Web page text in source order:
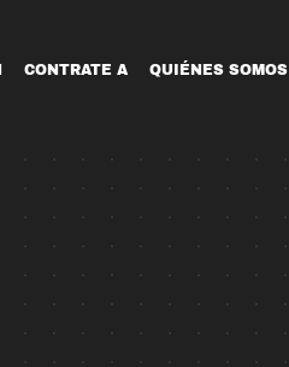
CONTRATE A QUIÉNES SOMOS